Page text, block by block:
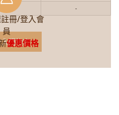
冊/登入會
員
優惠價格
-
購物車